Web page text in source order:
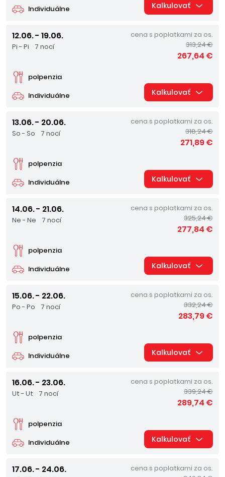
Individuálne Kalkulovať
12.06. - 19.06.
Pi - Pi 7 nocí
Individuálne
polpenzia
cena s poplatkami za os.
313,24 €
267,64 €
Kalkulovať
13.06. - 20.06.
So - So 7 nocí
Individuálne
polpenzia
cena s poplatkami za os.
318,24 €
271,89 €
Kalkulovať
14.06. - 21.06.
Ne - Ne 7 nocí
Individuálne
polpenzia
cena s poplatkami za os.
325,24 €
277,84 €
Kalkulovať
15.06. - 22.06.
Po - Po 7 nocí
Individuálne
polpenzia
cena s poplatkami za os.
332,24 €
283,79 €
Kalkulovať
16.06. - 23.06.
Ut - Ut 7 nocí
Individuálne
polpenzia
cena s poplatkami za os.
339,24 €
289,74 €
Kalkulovať
17.06. - 24.06.
cena s poplatkami za os.